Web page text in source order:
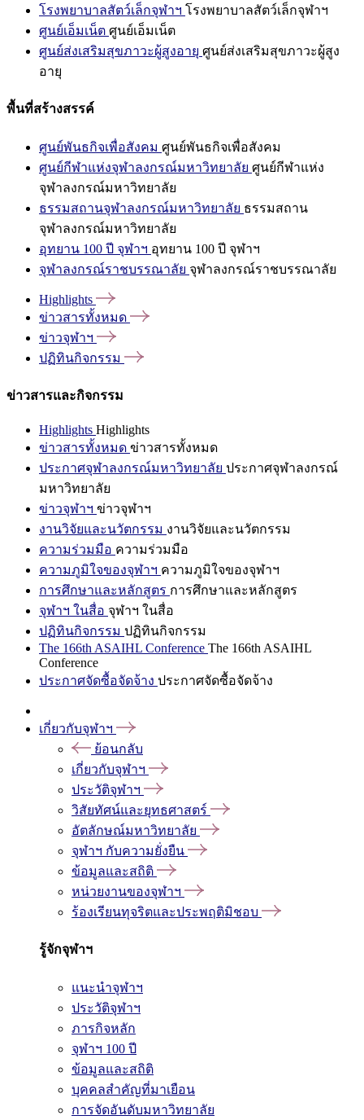
โรงพยาบาลสัตว์เล็กจุฬาฯ โรงพยาบาลสัตว์เล็กจุฬาฯ
ศูนย์เอ็มเน็ต ศูนย์เอ็มเน็ต
ศูนย์ส่งเสริมสุขภาวะผู้สูงอายุ ศูนย์ส่งเสริมสุขภาวะผู้สูง
อายุ
พื้นที่สร้างสรรค์
ศูนย์พันธกิจเพื่อสังคม ศูนย์พันธกิจเพื่อสังคม
ศูนย์กีฬาแห่งจุฬาลงกรณ์มหาวิทยาลัย ศูนย์กีฬาแห่ง
จุฬาลงกรณ์มหาวิทยาลัย
ธรรมสถานจุฬาลงกรณ์มหาวิทยาลัย ธรรมสถาน
จุฬาลงกรณ์มหาวิทยาลัย
อุทยาน 100 ปี จุฬาฯ อุทยาน 100 ปี จุฬาฯ
จุฬาลงกรณ์ราชบรรณาลัย จุฬาลงกรณ์ราชบรรณาลัย
Highlights
ข่าวสารทั้งหมด
ข่าวจุฬาฯ
ปฏิทินกิจกรรม
ข่าวสารและกิจกรรม
Highlights Highlights
ข่าวสารทั้งหมด ข่าวสารทั้งหมด
ประกาศจุฬาลงกรณ์มหาวิทยาลัย ประกาศจุฬาลงกรณ์
มหาวิทยาลัย
ข่าวจุฬาฯ ข่าวจุฬาฯ
งานวิจัยและนวัตกรรม งานวิจัยและนวัตกรรม
ความร่วมมือ ความร่วมมือ
ความภูมิใจของจุฬาฯ ความภูมิใจของจุฬาฯ
การศึกษาและหลักสูตร การศึกษาและหลักสูตร
จุฬาฯ ในสื่อ จุฬาฯ ในสื่อ
ปฏิทินกิจกรรม ปฏิทินกิจกรรม
The 166th ASAIHL Conference The 166th ASAIHL
Conference
ประกาศจัดซื้อจัดจ้าง ประกาศจัดซื้อจัดจ้าง
เกี่ยวกับจุฬาฯ
ย้อนกลับ
เกี่ยวกับจุฬาฯ
ประวัติจุฬาฯ
วิสัยทัศน์และยุทธศาสตร์
อัตลักษณ์มหาวิทยาลัย
จุฬาฯ กับความยั่งยืน
ข้อมูลและสถิติ
หน่วยงานของจุฬาฯ
ร้องเรียนทุจริตและประพฤติมิชอบ
รู้จักจุฬาฯ
แนะนำจุฬาฯ
ประวัติจุฬาฯ
ภารกิจหลัก
จุฬาฯ 100 ปี
ข้อมูลและสถิติ
บุคคลสำคัญที่มาเยือน
การจัดอันดับมหาวิทยาลัย